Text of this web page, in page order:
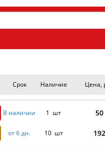
Срок Наличие Цена,
В наличии 1 шт 50
от 6 дн. 10 шт 192